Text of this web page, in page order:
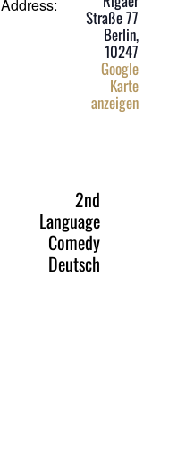
Address:
Straße 77
Berlin,
10247
Google
Karte
anzeigen
2nd
Language
Comedy
Deutsch